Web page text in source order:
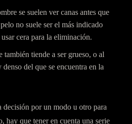
se suelen ver canas antes que
no suele ser el más indicado
cera para la eliminación.
tiende a ser grueso, o al
del que se encuentra en la
decisión por un modo u otro para
hay que tener en cuenta una serie